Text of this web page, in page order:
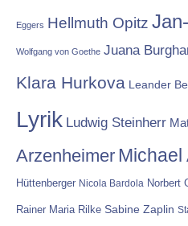
Eggers Hellmuth Opitz
Wolfgang von Goethe Juana
Klara Hurkova Leander
Lyrik Ludwig Steinherr
Arzenheimer Michael
Hüttenberger Nicola Bardola Norbert
Rainer Maria Rilke Sabine Zaplin